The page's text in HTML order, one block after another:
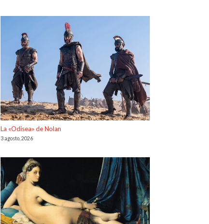
La «Odisea» de Nolan
3 agosto, 2026